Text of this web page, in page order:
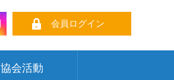
会員ログイン
協会活動